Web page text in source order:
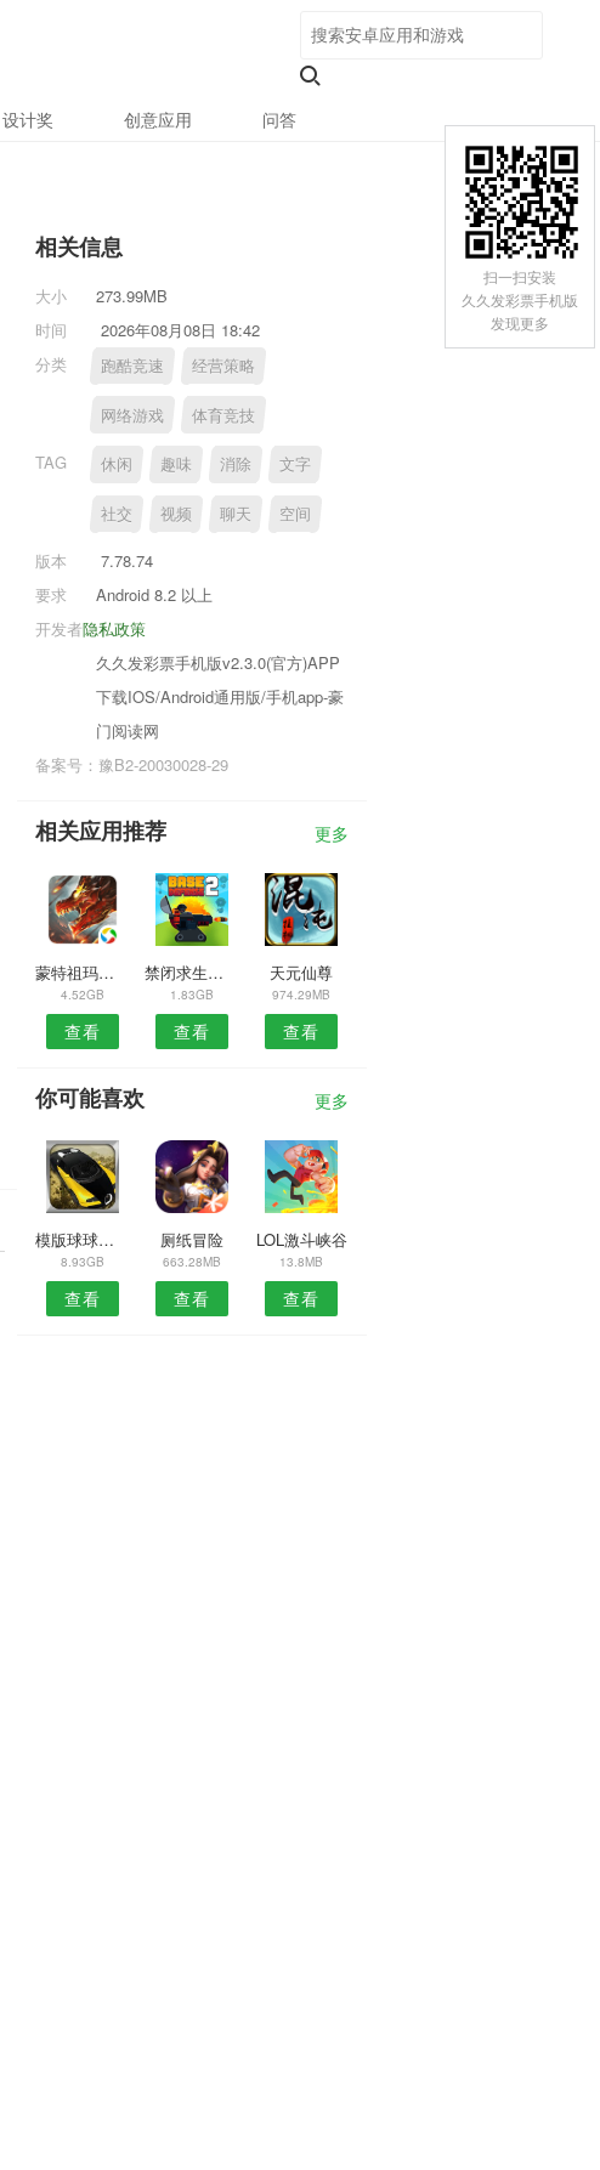
设计奖 创意应用 问答
相关信息
大小
273.99MB
时间
2026年08月08日 18:42
分类
跑酷竞速 经营策略
网络游戏 体育竞技
TAG 休闲 趣味 消除 文字
社交 视频 聊天 空间
版本
7.78.74
要求
Android 8.2 以上
隐私政策
开发者
久久发彩票手机版v2.3.0(官方)APP
下载IOS/Android通用版/手机app-豪
门阅读网
备案号：豫B2-20030028-29
相关应用推荐 更多
蒙特祖玛闪电战
4.52GB
查看
禁闭求生游戏
1.83GB
查看
天元仙尊
974.29MB
查看
你可能喜欢 更多
模版球球迷宫赛
8.93GB
查看
厕纸冒险
663.28MB
查看
LOL激斗峡谷
13.8MB
查看
扫一扫安装
久久发彩票手机版
发现更多